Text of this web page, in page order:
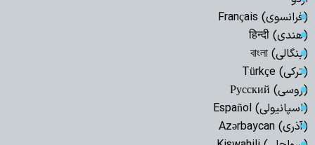
(فرانسوی) Français
(هندی) हिन्दी
(بنگالی) বাংলা
(ترکی) Türkçe
(روسی) Русский
(اسپانیولی) Español
(آذری) Azərbaycan